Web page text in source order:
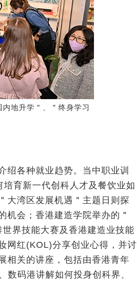
地升学＂、＂终身学习
绍各种就业趋势。当中职业训
育新一代创科人才及餐饮业如
大湾区发展机遇＂主题日则探
机会；香港建造学院举办的＂
界技能大赛及香港建造业技能
网红(KOL)分享创业心得，并讨
相关的讲座，包括由香港青年
码港讲解如何投身创科界、